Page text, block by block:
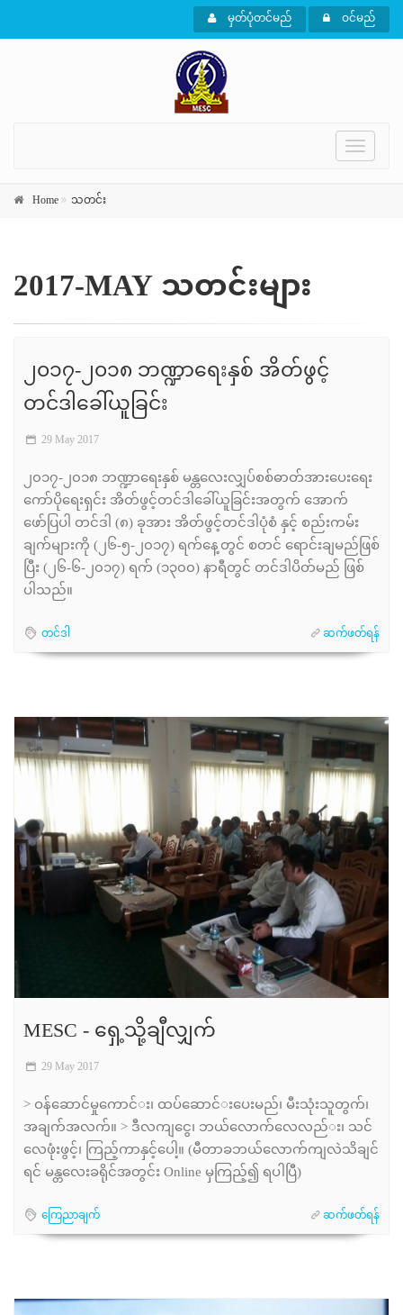
မှတ်ပုံတင်မည် ဝင်မည်
Toggle
Home သတင်း
2017-MAY သတင်းများ
၂၀၁၇-၂၀၁၈ ဘဏ္ဍာရေးနှစ် အိတ်ဖွင့်
တင်ဒါခေါ်ယူခြင်း
29 May 2017
၂၀၁၇-၂၀၁၈ ဘဏ္ဍာရေးနှစ် မန္တလေးလျှပ်စစ်ဓာတ်အားပေးရေး
ကော်ပိုရေးရှင်း အိတ်ဖွင့်တင်ဒါခေါ်ယူခြင်းအတွက် အောက်
ဖော်ပြပါ တင်ဒါ (၈) ခုအား အိတ်ဖွင့်တင်ဒါပုံစံ နှင့် စည်းကမ်း
ချက်များကို (၂၆-၅-၂၀၁၇) ရက်နေ့တွင် စတင် ရောင်းချမည်ဖြစ်
ပြီး (၂၆-၆-၂၀၁၇) ရက် (၁၃၀၀) နာရီတွင် တင်ဒါပိတ်မည် ဖြစ်
ပါသည်။
တင်ဒါ ဆက်ဖတ်ရန်
MESC ​- ရှေ့သို့ချီလျှက်​
29 May 2017
> ဝန်​​ဆောင်​မှု​ကောင်​း၊ ထပ်​​ဆောင်​း​ပေးမည်​၊ မီးသုံးသူတွက်​၊
အချက်​အလက်​။ > ဒီလကျ​ငွေ၊ ဘယ်​​လောက်​​လေလည်​း၊ သင်​​
လေဖုံးဖွင့်၊ ကြည့်ကာနှင့်ပေါ့။ (မီတာခဘယ်​​လောက်​ကျလဲသိချင်​
ရင်​ မန္တလေးခရိုင်​အတွင်း Online မှကြည့်၍ ရပါပြီ)
ကြေညာချက် ဆက်ဖတ်ရန်